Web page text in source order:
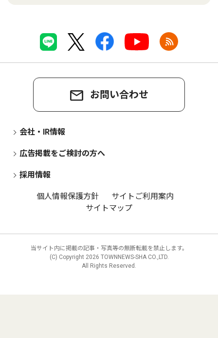
お問い合わせ
会社・IR情報
広告掲載をご検討の方へ
採用情報
個人情報保護方針
サイトご利用案内
サイトマップ
当サイト内に掲載の記事・写真等の無断転載を禁止します。
(C) Copyright 2026 TOWNNEWS-SHA CO.,LTD.
All Rights Reserved.